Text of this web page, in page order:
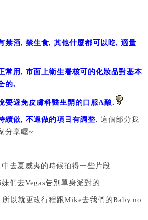
禁酒, 禁生食, 其他什麼都可以吃, 適量
常用, 市面上衛生署核可的化妝品對基本
的,
要避免皮膚科醫生開的口服A酸.
續做, 不過做的項目有調整. 這個部分我
分享喔~
去夏威夷的時候拍得一些片段
們去Vegas告別單身派對的
以就更改行程跟Mike去我們的Babymo